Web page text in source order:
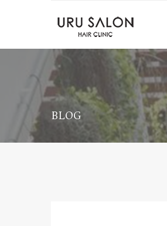
BLOG